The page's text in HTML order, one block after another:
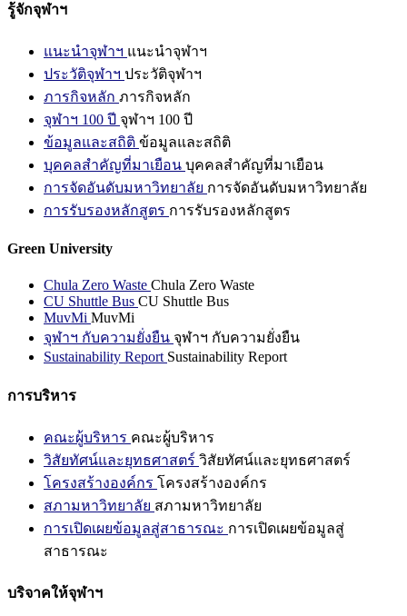
รู้จักจุฬาฯ
แนะนำจุฬาฯ แนะนำจุฬาฯ
ประวัติจุฬาฯ ประวัติจุฬาฯ
ภารกิจหลัก ภารกิจหลัก
จุฬาฯ 100 ปี จุฬาฯ 100 ปี
ข้อมูลและสถิติ ข้อมูลและสถิติ
บุคคลสำคัญที่มาเยือน บุคคลสำคัญที่มาเยือน
การจัดอันดับมหาวิทยาลัย การจัดอันดับมหาวิทยาลัย
การรับรองหลักสูตร การรับรองหลักสูตร
Green University
Chula Zero Waste Chula Zero Waste
CU Shuttle Bus CU Shuttle Bus
MuvMi MuvMi
จุฬาฯ กับความยั่งยืน จุฬาฯ กับความยั่งยืน
Sustainability Report Sustainability Report
การบริหาร
คณะผู้บริหาร คณะผู้บริหาร
วิสัยทัศน์และยุทธศาสตร์ วิสัยทัศน์และยุทธศาสตร์
โครงสร้างองค์กร โครงสร้างองค์กร
สภามหาวิทยาลัย สภามหาวิทยาลัย
การเปิดเผยข้อมูลสู่สาธารณะ การเปิดเผยข้อมูลสู่
สาธารณะ
บริจาคให้จุฬาฯ